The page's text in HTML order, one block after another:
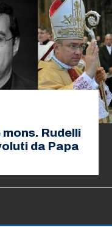
Rudelli
da Papa